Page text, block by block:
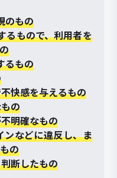
のもの
るもので、利用者を
るもの
快感を与えるもの
の
明確なもの
ンなどに違反し、ま
の
断したもの